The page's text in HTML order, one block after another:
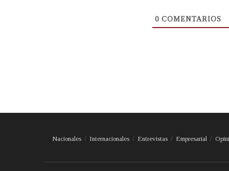
0 COMENTARIOS
Nacionales Internacionales Entrevistas Empresarial